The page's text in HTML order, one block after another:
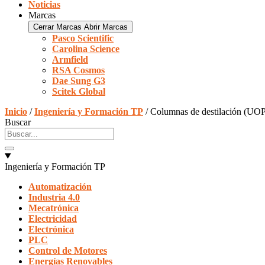
Noticias
Marcas
Cerrar Marcas Abrir Marcas
Pasco Scientific
Carolina Science
Armfield
RSA Cosmos
Dae Sung G3
Scitek Global
Inicio /Ingeniería y Formación TP / Columnas de destilación
Buscar
Ingeniería y Formación TP
Automatización
Industria 4.0
Mecatrónica
Electricidad
Electrónica
PLC
Control de Motores
Energías Renovables